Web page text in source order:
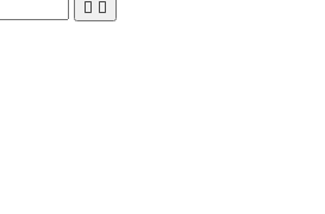
 